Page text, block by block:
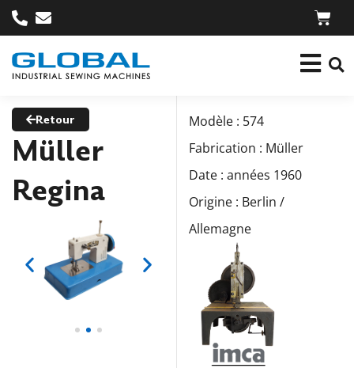
Retour
Müller
Regina
Modèle : 574
Fabrication : Müller
Date : années 1960
Origine : Berlin /
Allemagne